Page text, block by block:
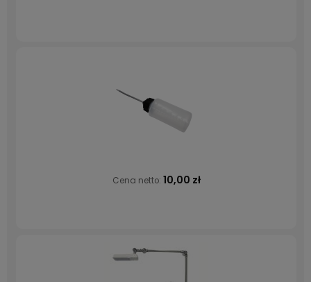
Cena netto: 10,00 zł